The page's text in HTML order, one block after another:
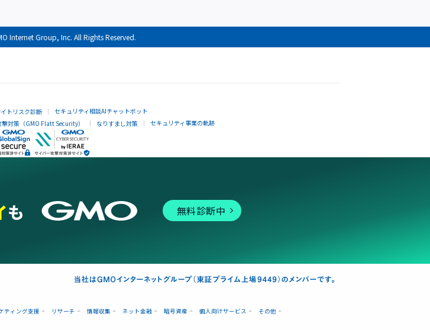
Internet Group, Inc. All Rights Reserved.
トリスク診断
セキュリティ相談AIチャットボット
対策（GMO Flatt Security） なりすまし対策 セキュリティ事業の軌跡
無料診断中
ティング支援 リサーチ 情報収集 ネット金融 暗号資産 個人向けサービス その他